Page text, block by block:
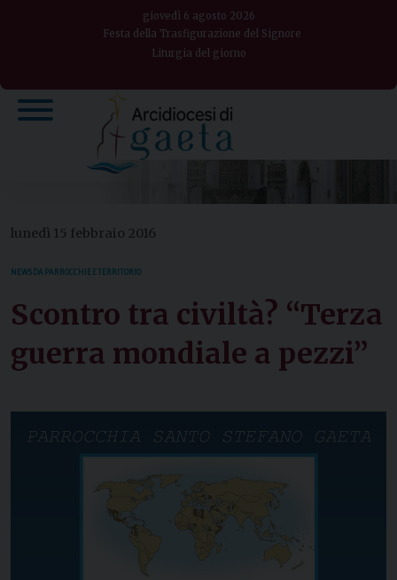
giovedì 6 agosto 2026
Festa della Trasfigurazione del Signore
Liturgia del giorno
lunedì 15 febbraio 2016
NEWS DA PARROCCHIE E TERRITORIO
Scontro tra civiltà? “Terza
guerra mondiale a pezzi”